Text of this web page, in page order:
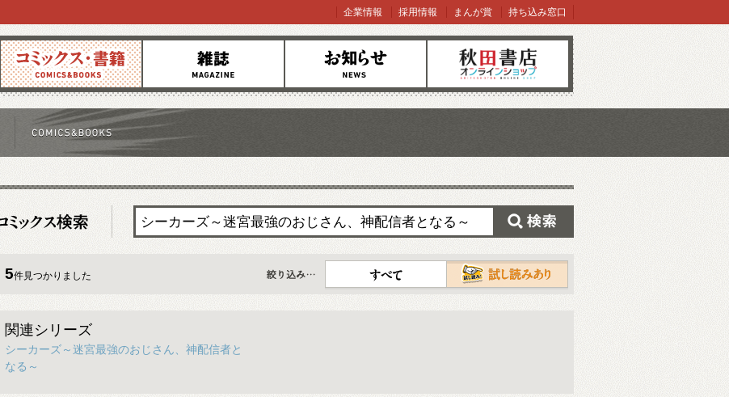
コミックス 雑誌 お知らせ オンラインショップ
企業情報 採用情報 まんが賞 持ち込み窓口
5件見つかりました
すべて
関連シリーズ
シーカーズ～迷宮最強のおじさん、神配信者と
なる～